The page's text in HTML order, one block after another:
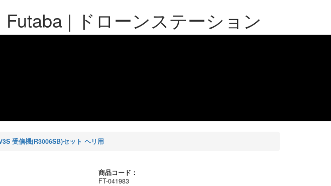
| ドローンステーション
受信機(R3006SB)セット ヘリ用
商品コード：
FT-041983